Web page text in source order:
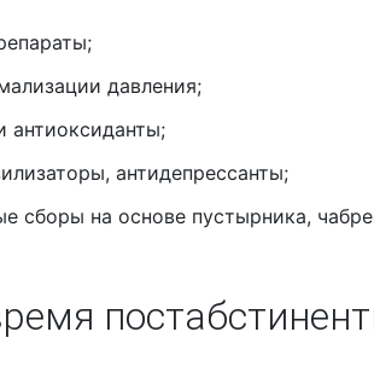
давления;
антиоксиданты;
антидепрессанты;
сборы на основе пустырника,